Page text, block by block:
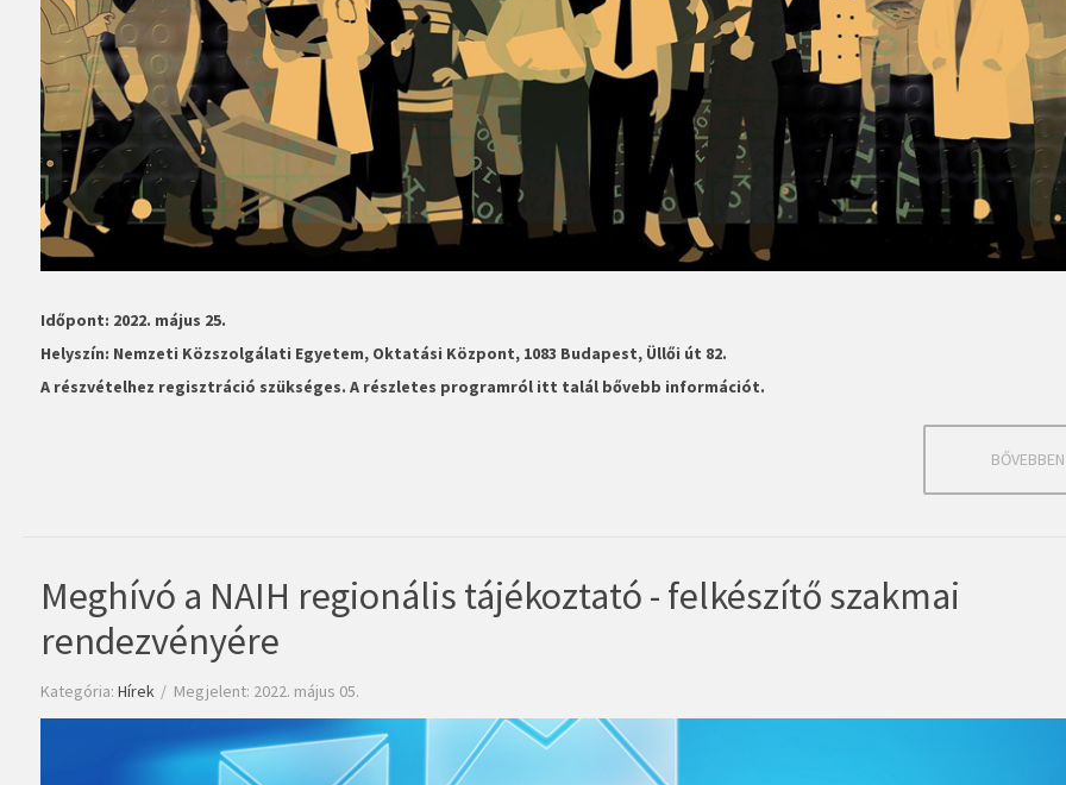
Időpont: 2022. május 25.
Helyszín: Nemzeti Közszolgálati Egyetem, Oktatási Központ, 1083 Budapest, Üllői út 82.
A részvételhez regisztráció szükséges. A részletes programról itt talál bővebb információt.
Meghívó a NAIH regionális tájékoztató - felkészítő szakmai
rendezvényére
Kategória: Hírek Megjelent: 2022. május 05.